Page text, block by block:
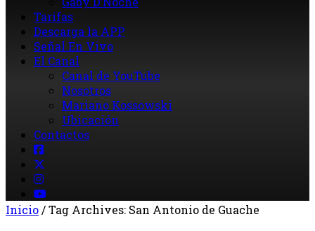
Tarifas
Descarga la APP
Señal En Vivo
El Canal
Canal de YouTube
Nosotros
Mariano Kossowski
Ubicación
Contactos
Inicio/Tag Archives: San Antonio de Guache